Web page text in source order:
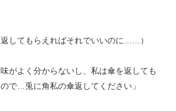
てもらえればそれでいいのに……）
がよく分からないし、私は傘を返しても
で…兎に角私の傘返してください」